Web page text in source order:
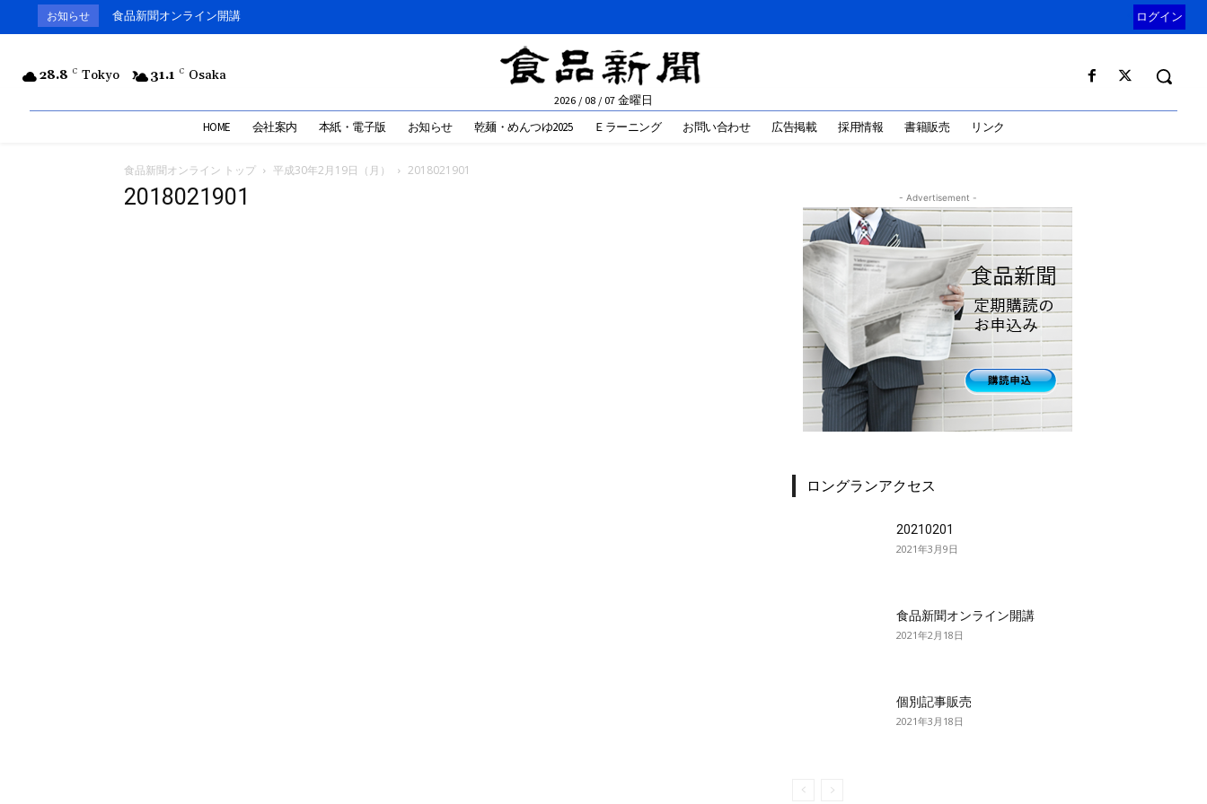
お知らせ 食品新聞オンライン開講 ログイン
28.8 C Tokyo 31.1 C Osaka
2026 / 08 / 07 金曜日
HOME 会社案内 本紙・電子版 お知らせ 乾麺・めんつゆ2025 Ｅラーニング お問い合わせ 広告掲載 採用情報 書籍販売 リンク
食品新聞オンライン トップ 平成30年2月19日（月） 2018021901
2018021901 - Advertisement -
ロングランアクセス
20210201
2021年3月9日
食品新聞オンライン開講
2021年2月18日
個別記事販売
2021年3月18日